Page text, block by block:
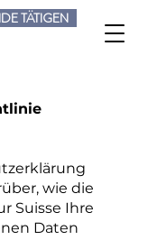
TÄTIGEN
wie die
Suisse Ihre
Daten